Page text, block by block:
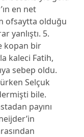
en net
ofsaytta olduğu
yanlıştı. 5.
kopan bir
kaleci Fatih,
sebep oldu.
Selçuk
bile.
payını